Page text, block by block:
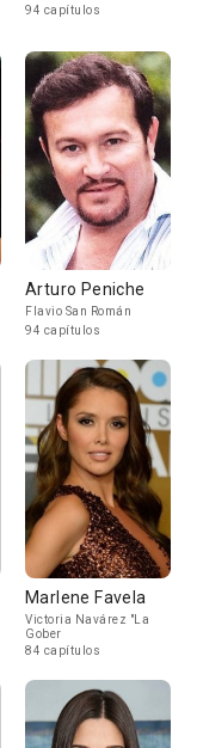
94 capítulos
Arturo Peniche
Flavio San Román
94 capítulos
Marlene Favela
Victoria Navárez "La
Gober
84 capítulos